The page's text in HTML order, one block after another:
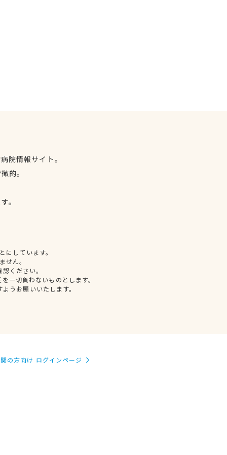
院情報サイト。
的。
。
しています。
せん。
ください。
一切負わないものとします。
うお願いいたします。
の方向け ログインページ